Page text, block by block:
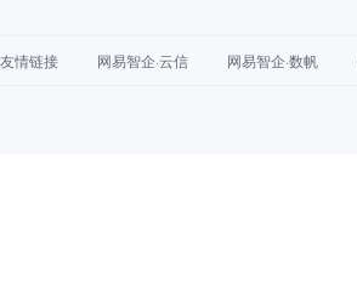
友情链接 网易智企·云信 网易智企·数帆